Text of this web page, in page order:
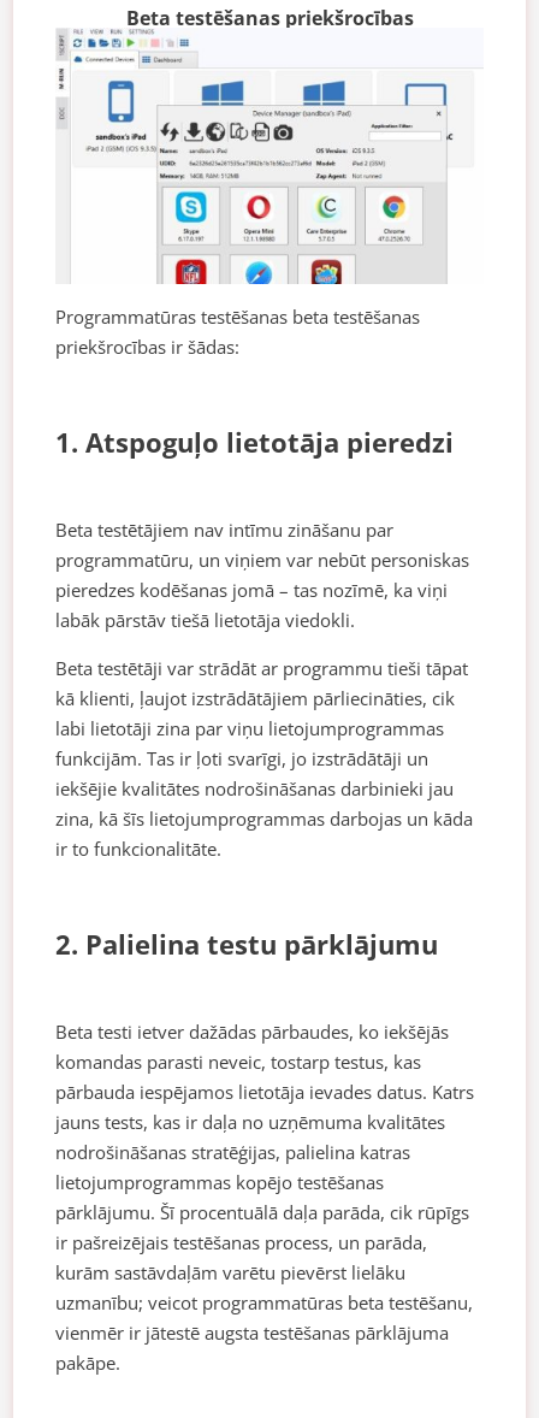
Beta testēšanas priekšrocības
Programmatūras testēšanas beta testēšanas
priekšrocības ir šādas:
1. Atspoguļo lietotāja pieredzi
Beta testētājiem nav intīmu zināšanu par
programmatūru, un viņiem var nebūt personiskas
pieredzes kodēšanas jomā – tas nozīmē, ka viņi
labāk pārstāv tiešā lietotāja viedokli.
Beta testētāji var strādāt ar programmu tieši tāpat
kā klienti, ļaujot izstrādātājiem pārliecināties, cik
labi lietotāji zina par viņu lietojumprogrammas
funkcijām. Tas ir ļoti svarīgi, jo izstrādātāji un
iekšējie kvalitātes nodrošināšanas darbinieki jau
zina, kā šīs lietojumprogrammas darbojas un kāda
ir to funkcionalitāte.
2. Palielina testu pārklājumu
Beta testi ietver dažādas pārbaudes, ko iekšējās
komandas parasti neveic, tostarp testus, kas
pārbauda iespējamos lietotāja ievades datus. Katrs
jauns tests, kas ir daļa no uzņēmuma kvalitātes
nodrošināšanas stratēģijas, palielina katras
lietojumprogrammas kopējo testēšanas
pārklājumu. Šī procentuālā daļa parāda, cik rūpīgs
ir pašreizējais testēšanas process, un parāda,
kurām sastāvdaļām varētu pievērst lielāku
uzmanību; veicot programmatūras beta testēšanu,
vienmēr ir jātestē augsta testēšanas pārklājuma
pakāpe.